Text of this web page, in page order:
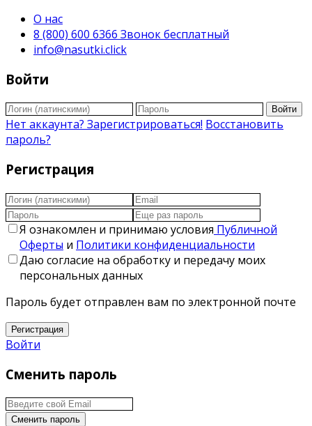
О нас
8 (800) 600 6366 Звонок бесплатный
info@nasutki.click
Войти
Войти
Нет аккаунта? Зарегистрироваться! Восстановить
пароль?
Регистрация
Я ознакомлен и принимаю условия Публичной
Оферты и Политики конфиденциальности
Даю согласие на обработку и передачу моих
персональных данных
Пароль будет отправлен вам по электронной почте
Регистрация
Войти
Сменить пароль
Сменить пароль